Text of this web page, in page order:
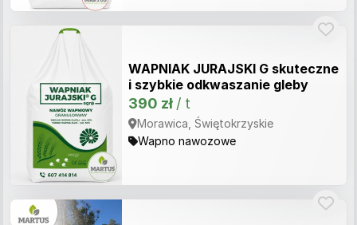
WAPNIAK JURAJSKI G skuteczne
i szybkie odkwaszanie gleby
390 zł / t
Morawica, Świętokrzyskie
Wapno nawozowe